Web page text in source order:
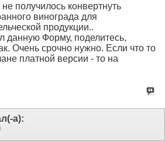
получилось конвертнуть
винограда для
продукции..
данную Форму, поделитесь,
Очень срочно нужно. Если что то
платной версии - то на
а):